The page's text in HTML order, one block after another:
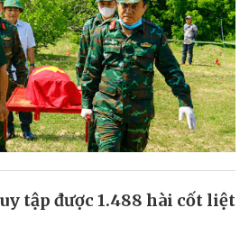
tập được 1.488 hài cốt liệt